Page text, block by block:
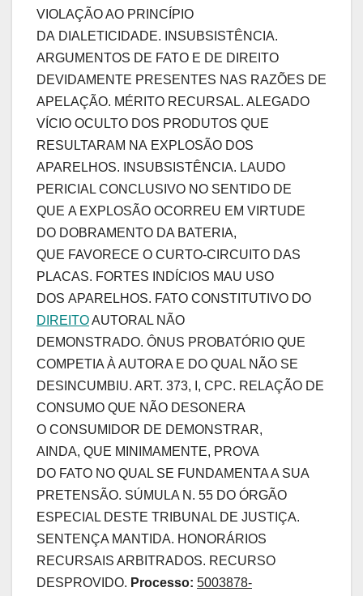
VIOLAÇÃO AO PRINCÍPIO
DA DIALETICIDADE. INSUBSISTÊNCIA.
ARGUMENTOS DE FATO E DE DIREITO
DEVIDAMENTE PRESENTES NAS RAZÕES DE
APELAÇÃO. MÉRITO RECURSAL. ALEGADO
VÍCIO OCULTO DOS PRODUTOS QUE
RESULTARAM NA EXPLOSÃO DOS
APARELHOS. INSUBSISTÊNCIA. LAUDO
PERICIAL CONCLUSIVO NO SENTIDO DE
QUE A EXPLOSÃO OCORREU EM VIRTUDE
DO DOBRAMENTO DA BATERIA,
QUE FAVORECE O CURTO-CIRCUITO DAS
PLACAS. FORTES INDÍCIOS MAU USO
DOS APARELHOS. FATO CONSTITUTIVO DO
DIREITOAUTORAL NÃO
DEMONSTRADO. ÔNUS PROBATÓRIO QUE
COMPETIA À AUTORA E DO QUAL NÃO SE
DESINCUMBIU. ART. 373, I, CPC. RELAÇÃO DE
CONSUMO QUE NÃO DESONERA
O CONSUMIDOR DE DEMONSTRAR,
AINDA, QUE MINIMAMENTE, PROVA
DO FATO NO QUAL SE FUNDAMENTA A SUA
PRETENSÃO. SÚMULA N. 55 DO ÓRGÃO
ESPECIAL DESTE TRIBUNAL DE JUSTIÇA.
SENTENÇA MANTIDA. HONORÁRIOS
RECURSAIS ARBITRADOS. RECURSO
DESPROVIDO. Processo: 5003878-